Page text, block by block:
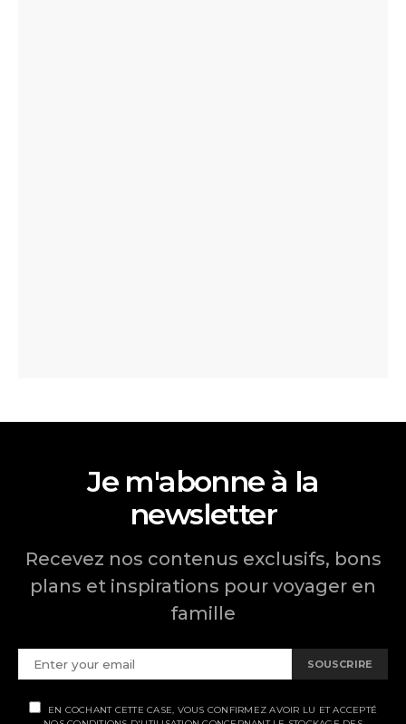
Je m'abonne à la
newsletter
Recevez nos contenus exclusifs, bons
plans et inspirations pour voyager en
famille
SOUSCRIRE
EN COCHANT CETTE CASE, VOUS CONFIRMEZ AVOIR LU ET ACCEPTÉ